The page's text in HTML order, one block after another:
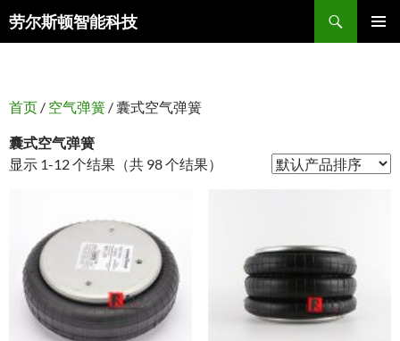
劳尔斯顿智能科技
搜
索
首页 / 空气弹簧 / 囊式空气弹簧
囊式空气弹簧
显示 1-12 个结果（共 98 个结果）